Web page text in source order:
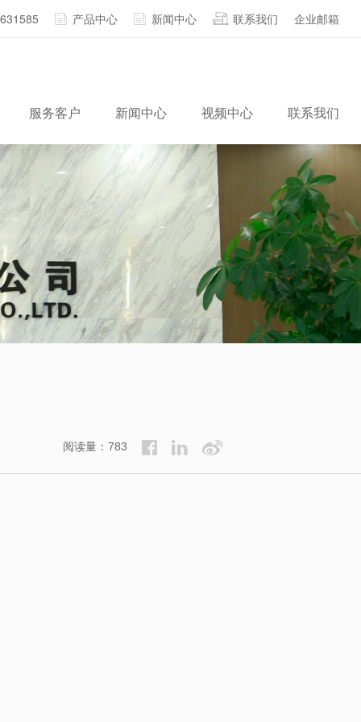
产品中心 新闻中心 联系我们 企业邮箱
服务客户 新闻中心 视频中心 联系我们
阅读量：783